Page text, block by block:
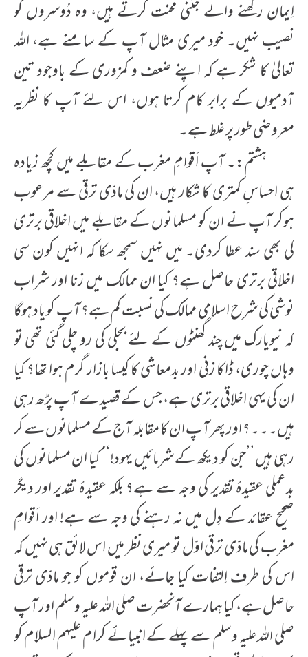
اِیمان رکھنے والے جتنی محنت کرتے ہیں، وہ دُوسروں کو
نصیب نہیں۔ خود میری مثال آپ کے سامنے ہے، اللہ
تعالیٰ کا شکر ہے کہ اپنے ضعف و کمزوری کے باوجود تین
آدمیوں کے برابر کام کرتا ہوں، اس لئے آپ کا نظریہ
معروضی طور پر غلط ہے۔
ہشتم:۔ آپ اَقوامِ مغرب کے مقابلے میں کچھ زیادہ
ہی احساسِ کمتری کا شکار ہیں، ان کی مادّی ترقی سے مرعوب
ہوکر آپ نے ان کو مسلمانوں کے مقابلے میں اخلاقی برتری
کی بھی سند عطا کردی۔ میں نہیں سمجھ سکا کہ انہیں کون سی
اخلاقی برتری حاصل ہے؟ کیا ان ممالک میں زنا اور شراب
نوشی کی شرح اسلامی ممالک کی نسبت کم ہے؟ آپ کو یاد ہوگا
کہ نیویارک میں چند گھنٹوں کے لئے بجلی کی رو چلی گئی تھی تو
وہاں چوری، ڈاکا زنی اور بدمعاشی کا کیسا بازار گرم ہوا تھا؟ کیا
ان کی یہی اخلاقی برتری ہے، جس کے قصیدے آپ پڑھ رہی
ہیں۔۔۔؟ اور پھر آپ ان کا مقابلہ آج کے مسلمانوں سے کر
رہی ہیں ’’جن کو دیکھ کے شرمائیں یہود!‘‘ کیا ان مسلمانوں کی
بدعملی عقیدۂ تقدیر کی وجہ سے ہے؟ بلکہ عقیدۂ تقدیر اور دیگر
صحیح عقائد کے دِل میں نہ رہنے کی وجہ سے ہے! اور اَقوامِ
مغرب کی مادّی ترقی اوّل تو میری نظر میں اس لائق ہی نہیں کہ
اس کی طرف اِلتفات کیا جائے، ان قوموں کو جو مادّی ترقی
حاصل ہے، کیا ہمارے آنحضرت صلی اللہ علیہ وسلم اور آپ
صلی اللہ علیہ وسلم سے پہلے کے انبیائے کرام علیہم السلام کو